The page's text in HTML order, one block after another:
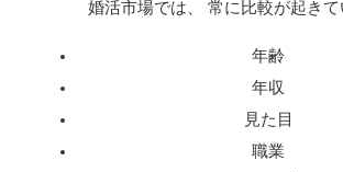
婚活市場では、 常に比較が起きて
年齢
年収
見た目
職業